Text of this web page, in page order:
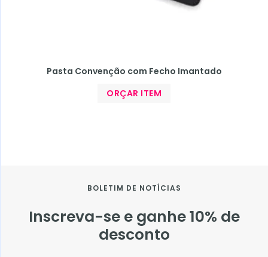
Pasta Convenção com Fecho Imantado
ORÇAR ITEM
BOLETIM DE NOTÍCIAS
Inscreva-se e ganhe 10% de
desconto